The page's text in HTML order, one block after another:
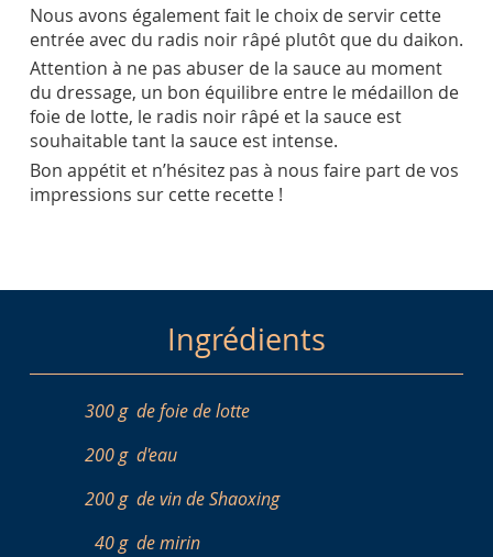
Nous avons également fait le choix de servir cette
entrée avec du radis noir râpé plutôt que du daikon.
Attention à ne pas abuser de la sauce au moment
du dressage, un bon équilibre entre le médaillon de
foie de lotte, le radis noir râpé et la sauce est
souhaitable tant la sauce est intense.
Bon appétit et n’hésitez pas à nous faire part de vos
impressions sur cette recette !
Ingrédients
300 g de foie de lotte
200 g d'eau
200 g de vin de Shaoxing
40 g de mirin